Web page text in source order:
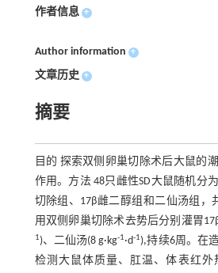
作者信息 +
Author information +
文章历史 +
摘要
目的 探索双侧卵巢切除术后大鼠的
作用。方法 48只雌性SD大鼠随机分
切除组、17β雌二醇组和二仙汤组，
用双侧卵巢切除术去势后分别灌胃
1)、二仙汤(8 g·kg-1·d-1),持续6周。在
检测大鼠体质量、肛温、体表红外